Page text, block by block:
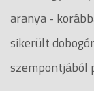
aranya -
sikerült
szempontjából